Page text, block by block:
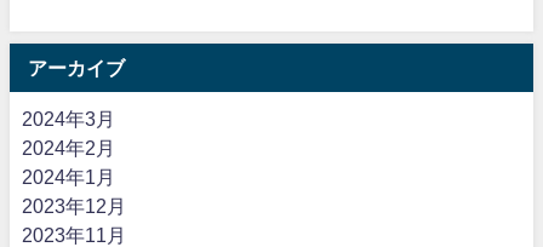
アーカイブ
2024年3月
2024年2月
2024年1月
2023年12月
2023年11月